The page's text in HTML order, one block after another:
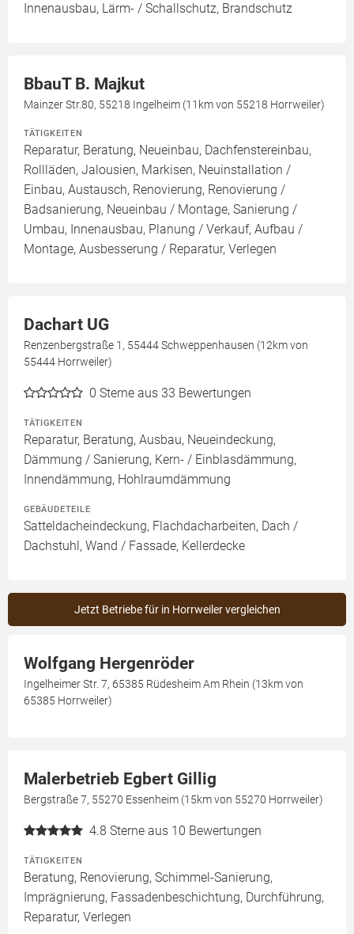
Innenausbau, Lärm- / Schallschutz, Brandschutz
BbauT B. Majkut
Mainzer Str.80, 55218 Ingelheim (11km von 55218 Horrweiler)
TÄTIGKEITEN
Reparatur, Beratung, Neueinbau, Dachfenstereinbau,
Rollläden, Jalousien, Markisen, Neuinstallation /
Einbau, Austausch, Renovierung, Renovierung /
Badsanierung, Neueinbau / Montage, Sanierung /
Umbau, Innenausbau, Planung / Verkauf, Aufbau /
Montage, Ausbesserung / Reparatur, Verlegen
Dachart UG
Renzenbergstraße 1, 55444 Schweppenhausen (12km von
55444 Horrweiler)
0 Sterne aus 33 Bewertungen
TÄTIGKEITEN
Reparatur, Beratung, Ausbau, Neueindeckung,
Dämmung / Sanierung, Kern- / Einblasdämmung,
Innendämmung, Hohlraumdämmung
GEBÄUDETEILE
Satteldacheindeckung, Flachdacharbeiten, Dach /
Dachstuhl, Wand / Fassade, Kellerdecke
Jetzt Betriebe für in Horrweiler vergleichen
Wolfgang Hergenröder
Ingelheimer Str. 7, 65385 Rüdesheim Am Rhein (13km von
65385 Horrweiler)
Malerbetrieb Egbert Gillig
Bergstraße 7, 55270 Essenheim (15km von 55270 Horrweiler)
4.8 Sterne aus 10 Bewertungen
TÄTIGKEITEN
Beratung, Renovierung, Schimmel-Sanierung,
Imprägnierung, Fassadenbeschichtung, Durchführung,
Reparatur, Verlegen